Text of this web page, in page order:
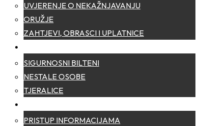
UVJERENJE O NEKAŽNJAVANJU
ORUŽJE
ZAHTJEVI, OBRASCI I UPLATNICE
SIGURNOSNI BILTENI
NESTALE OSOBE
TJERALICE
PRISTUP INFORMACIJAMA